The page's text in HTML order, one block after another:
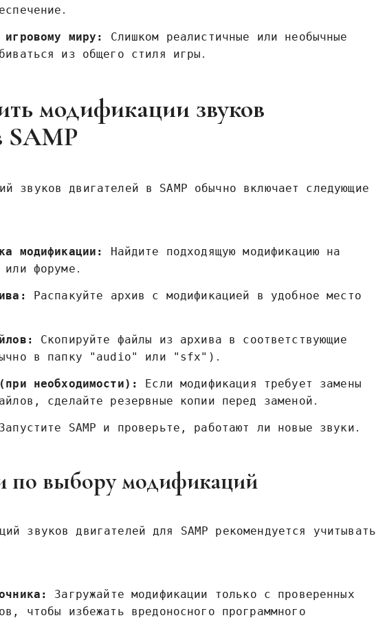
игровому миру:
Слишком реалистичные или необычные
из общего стиля игры․
модификации звуков
SAMP
звуков двигателей в SAMP обычно включает следующие
модификации:
Найдите подходящую модификацию на
форуме․
Распакуйте архив с модификацией в удобное место
Скопируйте файлы из архива в соответствующие
в папку "audio" или "sfx")․
необходимости):
Если модификация требует замены
сделайте резервные копии перед заменой․
SAMP и проверьте‚ работают ли новые звуки․
по выбору модификаций
звуков двигателей для SAMP рекомендуется учитывать
Загружайте модификации только с проверенных
чтобы избежать вредоносного программного